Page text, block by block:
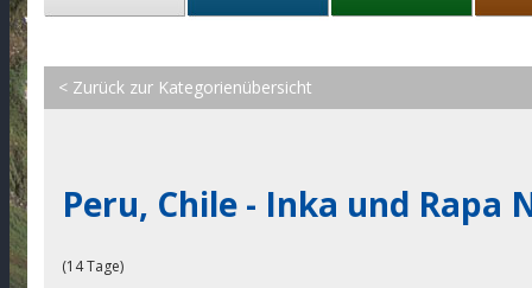
< Zurück zur Kategorienübersicht
Peru, Chile - Inka und Rapa
(14 Tage)